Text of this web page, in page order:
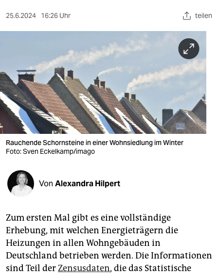
sport
nord
wahrheit
verlag
verlag
veranstaltungen
shop
fragen & hilfe
abo
genossenschaft
epaper login
25.6.2024 16:26 Uhr teilen
Rauchende Schornsteine in einer Wohnsiedlung im Winter
Foto: Sven Eckelkamp/imago
Von Alexandra Hilpert
Zum ersten Mal gibt es eine vollständige
Erhebung, mit welchen Energieträgern die
Heizungen in allen Wohngebäuden in
Deutschland betrieben werden. Die Informationen
sind Teil derZensusdaten, die das Statistische